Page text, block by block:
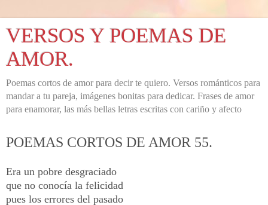
VERSOS Y POEMAS DE
AMOR.
Poemas cortos de amor para decir te quiero. Versos románticos para
mandar a tu pareja, imágenes bonitas para dedicar. Frases de amor
para enamorar, las más bellas letras escritas con cariño y afecto
POEMAS CORTOS DE AMOR 55.
Era un pobre desgraciado
que no conocía la felicidad
pues los errores del pasado